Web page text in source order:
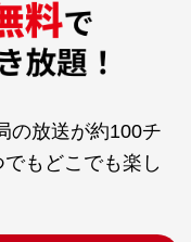
の放送が約100チ
もどこでも楽し